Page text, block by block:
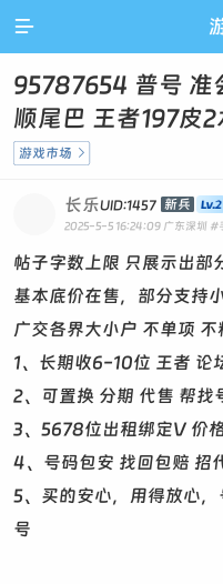

95787654 普号
顺尾巴 王者197皮
游戏市场 
长乐UID:1457 新兵
2025-5-5 16:24:09 广东深圳 #
帖子字数上限 只展示出部
基本底价在售，部分支持
广交各界大小户 不单项
1、长期收6-10位 王者 论
2、可置换 分期 代售 帮
3、5678位出租绑定V 价
4、号码包安 找回包赔 招
5、买的安心，用得放心
号